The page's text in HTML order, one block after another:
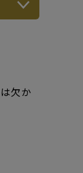
欠か